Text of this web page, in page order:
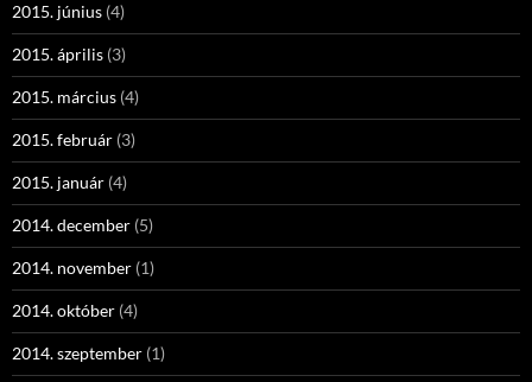
2015. június (4)
2015. április (3)
2015. március (4)
2015. február (3)
2015. január (4)
2014. december (5)
2014. november (1)
2014. október (4)
2014. szeptember (1)